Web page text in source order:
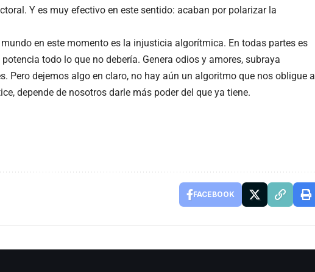
Y es muy efectivo en este sentido: acaban por polarizar la
en este momento es la injusticia algorítmica. En todas partes es
todo lo que no debería. Genera odios y amores, subraya
Pero dejemos algo en claro, no hay aún un algoritmo que nos obligue a
depende de nosotros darle más poder del que ya tiene.
FACEBOOK